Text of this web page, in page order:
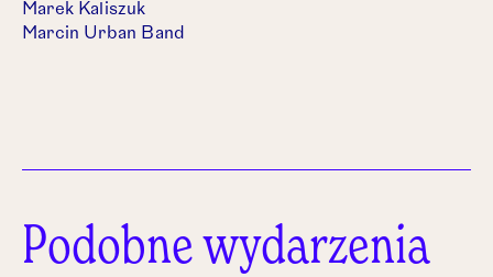
Marek Kaliszuk
Marcin Urban Band
Podobne wydarzenia